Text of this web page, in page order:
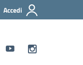
Accedi